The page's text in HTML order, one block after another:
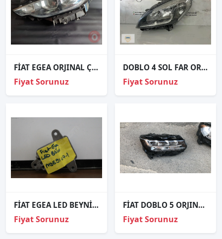
FİAT EGEA ORJINAL ÇIKMA SOL XENON LEDLİ FAR
Fiyat Sorunuz
DOBLO 4 SOL FAR ORJİNAL
Fiyat Sorunuz
FİAT EGEA LED BEYNİ MDE910171
Fiyat Sorunuz
FİAT DOBLO 5 ORJINAL ÇIKMA SAĞ FAR LEDLİ 3
Fiyat Sorunuz